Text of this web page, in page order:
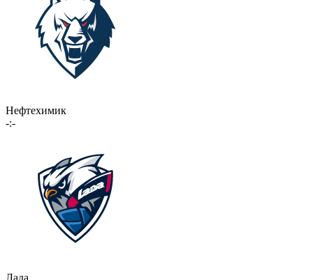
Нефтехимик
-:-
Лада